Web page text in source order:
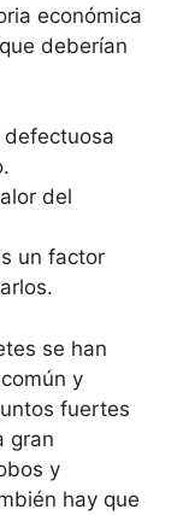
económica
deberían
defectuosa
del
un factor
se han
y
fuertes
gran
y
hay que